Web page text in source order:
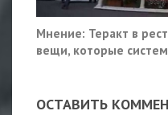
Мнение: Теракт в
вещи, которые
ОСТАВИТЬ